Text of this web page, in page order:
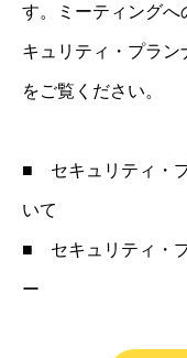
す。ミーティングへ
キュリティ・プラン
をご覧ください。
■ セキュリティ・
いて
■ セキュリティ・
ー